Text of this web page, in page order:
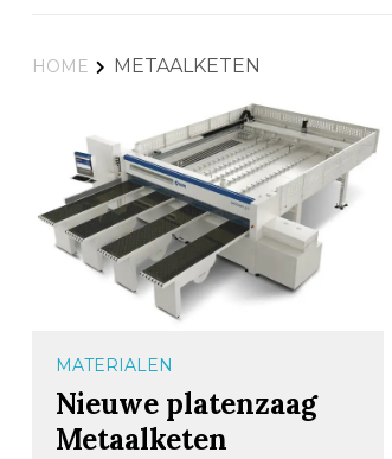
HOME METAALKETEN
MATERIALEN
Nieuwe platenzaag
Metaalketen